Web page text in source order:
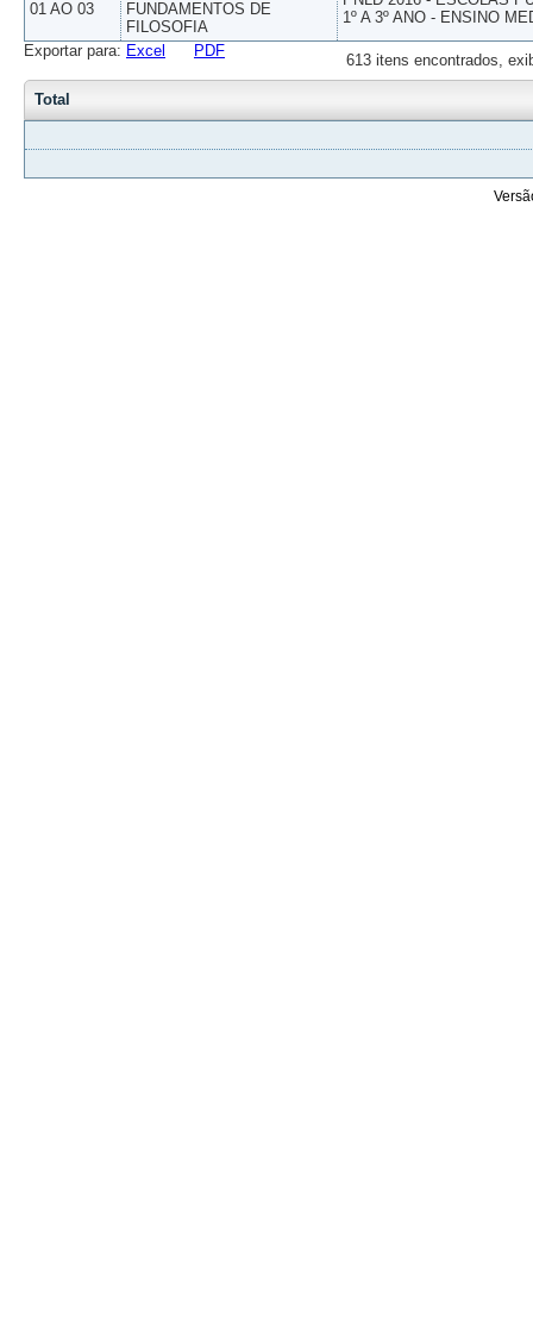
01 AO 03
FUNDAMENTOS DE
FILOSOFIA
1º A 3º ANO - ENSINO
613 itens encontrados,
Exportar para: Excel PDF
Total